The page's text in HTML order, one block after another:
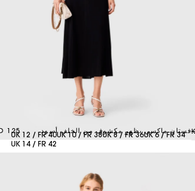
فستان ماكسي بظهر مكشوف من الخلف أسود 125 KWD UK 6 / FR 34
UK 8 / FR 36
UK 10 / FR 38
UK 12 / FR 40
UK 14 / FR 42